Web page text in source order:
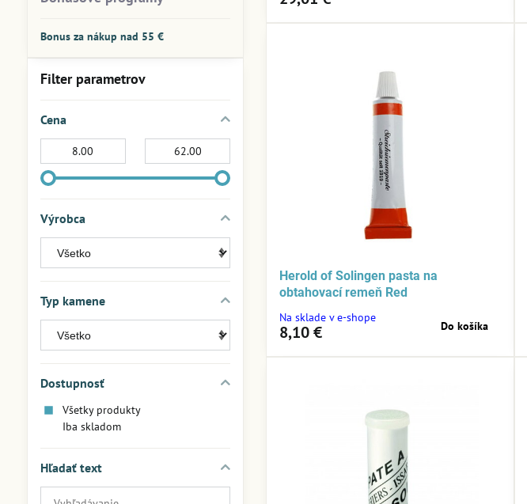
Herold of Solingen pasta na
obtahovací remeň Red
Na sklade v e-shope
8,10 € Do košíka
Filter parametrov
Cena
Výrobca
Typ kamene
Dostupnosť
Všetky produkty
Iba skladom
Hľadať text
Prehľadať
Bonus za nákup nad 55 €